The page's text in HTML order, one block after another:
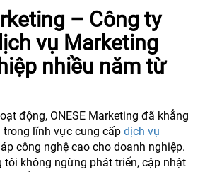
– Công ty
vụ Marketing
nhiều năm từ
động, ONESE Marketing đã khẳng
lĩnh vực cung cấp dịch vụ
công nghệ cao cho doanh nghiệp.
tôi không ngừng phát triển, cập nhật